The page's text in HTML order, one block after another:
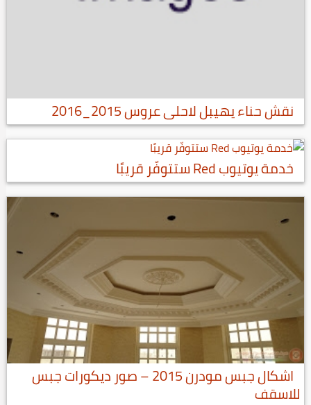
نقش حناء يهيبل لاحلى عروس 2015_2016
خدمة يوتيوب Red ستتوفّر قريبًا
اشكال جبس مودرن 2015 – صور ديكورات جبس
للاسقف